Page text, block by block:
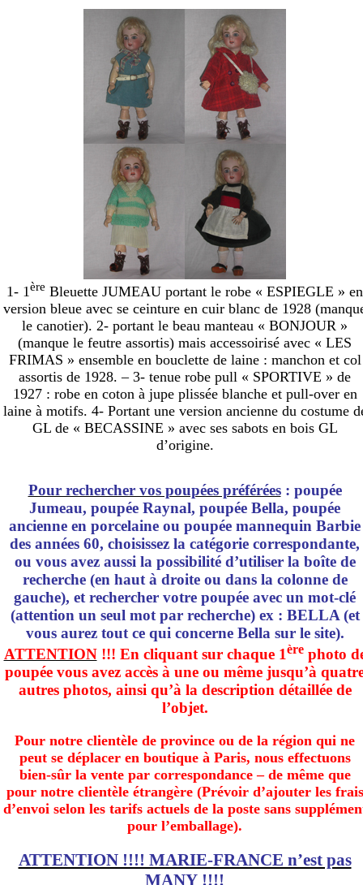
1- 1ère Bleuette JUMEAU portant le robe « ESPIEGLE » en
version bleue avec se ceinture en cuir blanc de 1928
le canotier). 2- portant le beau manteau « BONJOUR »
(manque le feutre assortis) mais accessoirisé avec « LES
FRIMAS » ensemble en bouclette de laine : manchon et col
assortis de 1928. – 3- tenue robe pull « SPORTIVE » de
1927 : robe en coton à jupe plissée blanche et pull-over en
laine à motifs. 4- Portant une version ancienne du costume
GL de « BECASSINE » avec ses sabots en bois GL
d’origine.
Pour rechercher vos poupées préférées: poupée
Jumeau, poupée Raynal, poupée Bella, poupée
ancienne en porcelaine ou poupée mannequin Barbie
des années 60, choisissez la catégorie correspondante,
ou vous avez aussi la possibilité d’utiliser la boîte de
recherche (en haut à droite ou dans la colonne de
gauche), et rechercher votre poupée avec un mot-clé
(attention un seul mot par recherche) ex : BELLA (et
vous aurez tout ce qui concerne Bella sur le site).
ATTENTION!!! En cliquant sur chaque 1èrephoto
poupée vous avez accès à une ou même jusqu’à
autres photos, ainsi qu’à la description détaillée de
l’objet.
Pour notre clientèle de province ou de la région qui ne
peut se déplacer en boutique à Paris, nous effectuons
bien-sûr la vente par correspondance – de même que
pour notre clientèle étrangère (Prévoir d’ajouter les frais
d’envoi selon les tarifs actuels de la poste sans
pour l’emballage).
ATTENTION !!!! MARIE-FRANCE n’est pas
MANY !!!!